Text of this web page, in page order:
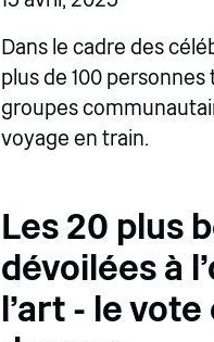
Dans le cadre des
plus de 100
groupes
voyage en train.
Les 20 plus
dévoilées à
l'art - le